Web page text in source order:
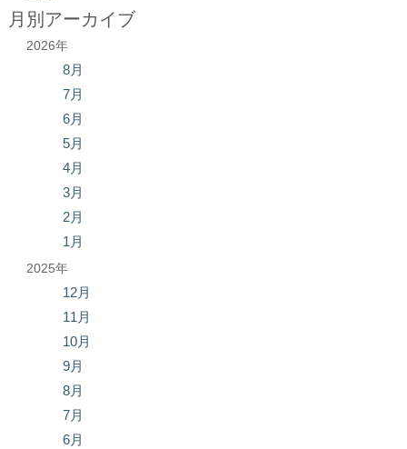
月別アーカイブ
2026年
8月
7月
6月
5月
4月
3月
2月
1月
2025年
12月
11月
10月
9月
8月
7月
6月